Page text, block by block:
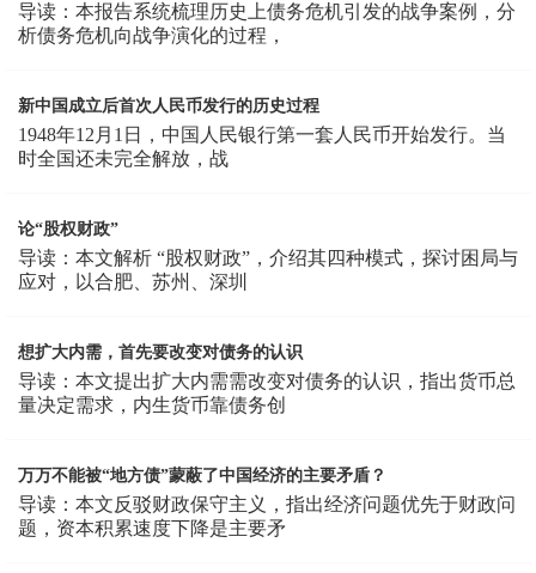
导读：本报告系统梳理历史上债务危机引发的战争案例，分
析债务危机向战争演化的过程，
新中国成立后首次人民币发行的历史过程
1948年12月1日，中国人民银行第一套人民币开始发行。当
时全国还未完全解放，战
论“股权财政”
导读：本文解析 “股权财政”，介绍其四种模式，探讨困局与
应对，以合肥、苏州、深圳
想扩大内需，首先要改变对债务的认识
导读：本文提出扩大内需需改变对债务的认识，指出货币总
量决定需求，内生货币靠债务创
万万不能被“地方债”蒙蔽了中国经济的主要矛盾？
导读：本文反驳财政保守主义，指出经济问题优先于财政问
题，资本积累速度下降是主要矛